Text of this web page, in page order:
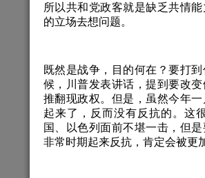
所以共和党政客就是缺乏共情
的立场去想问题。
既然是战争，目的何在？要打
候，川普发表讲话，提到要改
推翻现政权。但是，虽然今年
起来了，反而没有反抗的。这
国、以色列面前不堪一击，但
非常时期起来反抗，肯定会被更